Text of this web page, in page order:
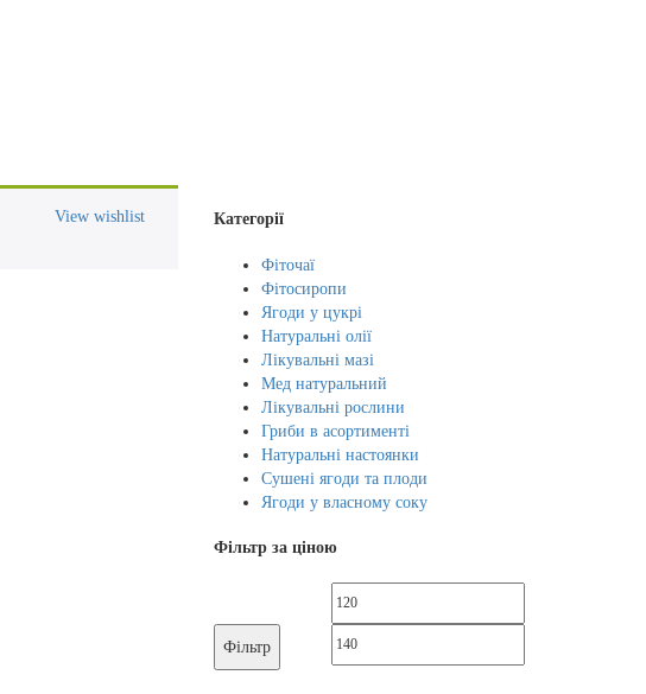
View wishlist Категорії
Фіточаї
Фітосиропи
Ягоди у цукрі
Натуральні олії
Лікувальні мазі
Мед натуральний
Лікувальні рослини
Гриби в асортименті
Натуральні настоянки
Сушені ягоди та плоди
Ягоди у власному соку
Фільтр за ціною
Мінімальна
Фільтр